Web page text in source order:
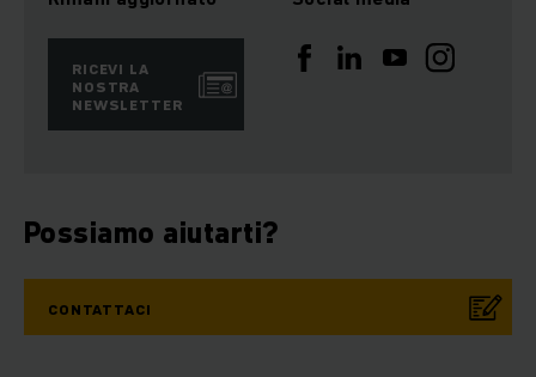
RICEVI LA
NOSTRA
NEWSLETTER
Possiamo aiutarti?
CONTATTACI